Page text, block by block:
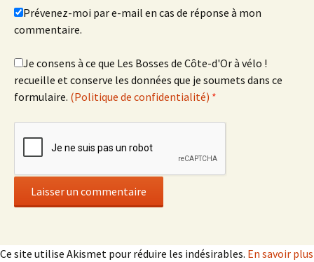
Prévenez-moi par e-mail en cas de réponse à mon
commentaire.
Je consens à ce que Les Bosses de Côte-d'Or à vélo !
recueille et conserve les données que je soumets dans ce
formulaire. (Politique de confidentialité) *
Ce site utilise Akismet pour réduire les indésirables. En savoir plus